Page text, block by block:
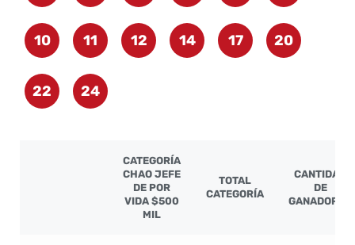
10 11 12 14 17 20
22 24
CATEGORÍA
CHAO JEFE
DE POR
VIDA $500
MIL
TOTAL
CATEGORÍA
CANTIDAD
DE
GANADORES